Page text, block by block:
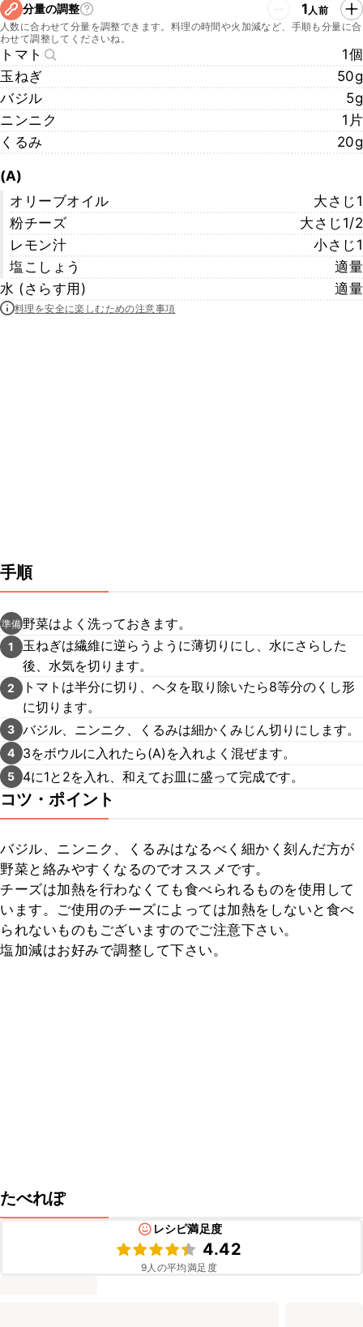
分量の調整 1人前
人数に合わせて分量を調整できます。料理の時間や火加減など、手順も分量に合
わせて調整してくださいね。
トマト
1個
玉ねぎ
50g
バジル
5g
ニンニク
1片
くるみ
20g
(A)
オリーブオイル
大さじ1
粉チーズ
大さじ1/2
レモン汁
小さじ1
塩こしょう
適量
水 (さらす用)
適量
料理を安全に楽しむための注意事項
手順
準備 野菜はよく洗っておきます。
1
玉ねぎは繊維に逆らうように薄切りにし、水にさらした
後、水気を切ります。
2
トマトは半分に切り、ヘタを取り除いたら8等分のくし形
に切ります。
3 バジル、ニンニク、くるみは細かくみじん切りにします。
4 3をボウルに入れたら(A)を入れよく混ぜます。
5 4に1と2を入れ、和えてお皿に盛って完成です。
コツ・ポイント
バジル、ニンニク、くるみはなるべく細かく刻んだ方が
野菜と絡みやすくなるのでオススメです。
チーズは加熱を行わなくても食べられるものを使用して
います。ご使用のチーズによっては加熱をしないと食べ
られないものもございますのでご注意下さい。
塩加減はお好みで調整して下さい。
たべれぽ
レシピ満足度
4.42
9人の平均満足度